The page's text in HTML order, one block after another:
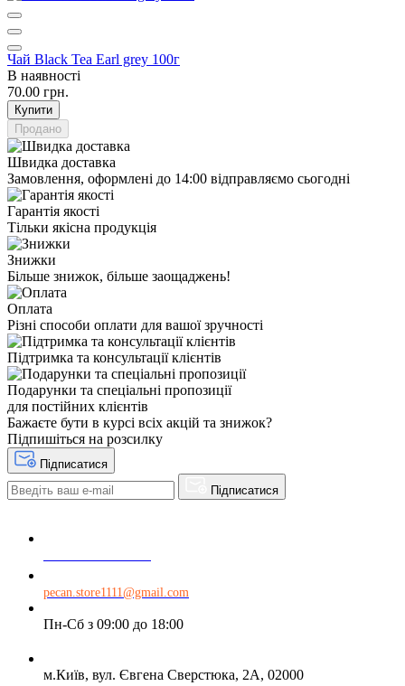
Чай Black Tea Earl grey 100г
В наявності
70.00 грн.
Купити
Продано
Швидка доставка
Замовлення, оформлені до 14:00 відправляємо сьогодні
Гарантія якості
Тільки якісна продукція
Знижки
Більше знижок, більше заощаджень!
Оплата
Різні способи оплати для вашої зручності
Підтримка та консультації клієнтів
Подарунки та спеціальні пропозиції
для постійних клієнтів
Бажаєте бути в курсі всіх акцій та знижок?
Підпишіться на розсилку
Підписатися
Підписатися
pecan.store1111@gmail.com
Пн-Сб з 09:00 до 18:00
м.Київ, вул. Євгена Сверстюка, 2А, 02000